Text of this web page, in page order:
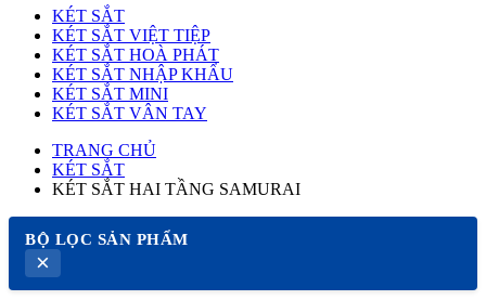
KÉT SẮT
KÉT SẮT VIỆT TIỆP
KÉT SẮT HOÀ PHÁT
KÉT SẮT NHẬP KHẨU
KÉT SẮT MINI
KÉT SẮT VÂN TAY
TRANG CHỦ
KÉT SẮT
KÉT SẮT HAI TẦNG SAMURAI
BỘ LỌC SẢN PHẨM
×